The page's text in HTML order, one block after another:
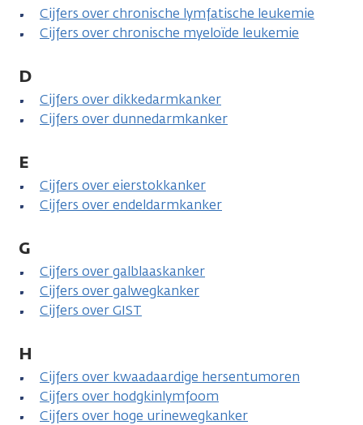
Cijfers over chronische lymfatische leukemie
Cijfers over chronische myeloïde leukemie
D
Cijfers over dikkedarmkanker
Cijfers over dunnedarmkanker
E
Cijfers over eierstokkanker
Cijfers over endeldarmkanker
G
Cijfers over galblaaskanker
Cijfers over galwegkanker
Cijfers over GIST
H
Cijfers over kwaadaardige hersentumoren
Cijfers over hodgkinlymfoom
Cijfers over hoge urinewegkanker